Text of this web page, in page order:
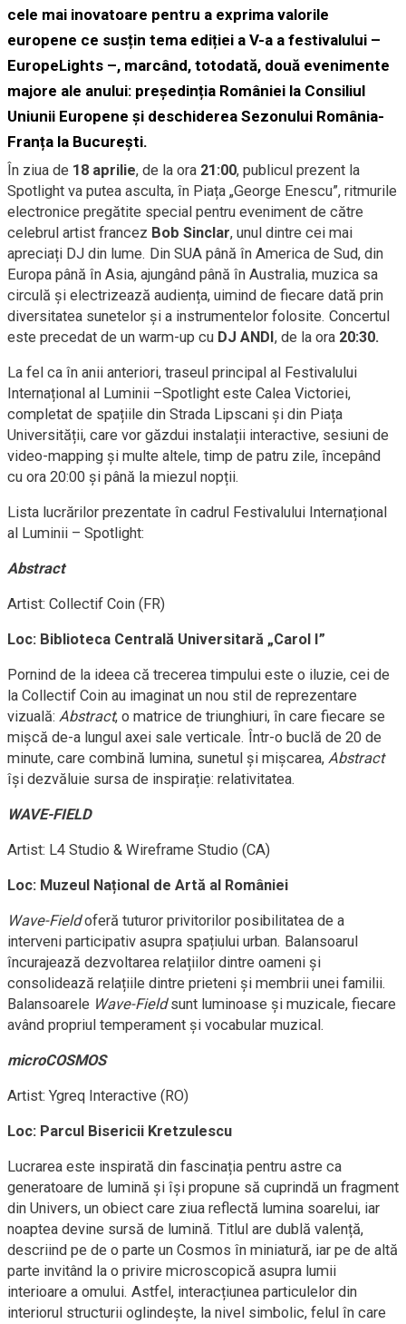
cele mai inovatoare pentru a exprima valorile
europene ce susțin tema ediției a V-a a festivalului –
EuropeLights –, marcând, totodată, două evenimente
majore ale anului: președinția României la Consiliul
Uniunii Europene și deschiderea Sezonului România-
Franța la București.
În ziua de 18 aprilie, de la ora 21:00, publicul prezent la
Spotlight va putea asculta, în Piața „George Enescu”, ritmurile
electronice pregătite special pentru eveniment de către
celebrul artist francez Bob Sinclar, unul dintre cei mai
apreciați DJ din lume. Din SUA până în America de Sud, din
Europa până în Asia, ajungând până în Australia, muzica sa
circulă și electrizează audiența, uimind de fiecare dată prin
diversitatea sunetelor și a instrumentelor folosite. Concertul
este precedat de un warm-up cu DJ ANDI , de la ora 20:30.
La fel ca în anii anteriori, traseul principal al Festivalului
Internațional al Luminii –Spotlight este Calea Victoriei,
completat de spațiile din Strada Lipscani și din Piața
Universității, care vor găzdui instalații interactive, sesiuni de
video-mapping și multe altele, timp de patru zile, începând
cu ora 20:00 și până la miezul nopții.
Lista lucrărilor prezentate în cadrul Festivalului Internațional
al Luminii – Spotlight:
Abstract
Artist: Collectif Coin (FR)
Loc: Biblioteca Centrală Universitară „Carol I”
Pornind de la ideea că trecerea timpului este o iluzie, cei de
la Collectif Coin au imaginat un nou stil de reprezentare
vizuală: Abstract, o matrice de triunghiuri, în care fiecare se
mișcă de-a lungul axei sale verticale. Într-o buclă de 20 de
minute, care combină lumina, sunetul și mișcarea, Abstract
își dezvăluie sursa de inspirație: relativitatea.
WAVE-FIELD
Artist: L4 Studio & Wireframe Studio (CA)
Loc: Muzeul Național de Artă al României
Wave-Fieldoferă tuturor privitorilor posibilitatea de a
interveni participativ asupra spațiului urban. Balansoarul
încurajează dezvoltarea relațiilor dintre oameni și
consolidează relațiile dintre prieteni și membrii unei familii.
Balansoarele Wave-Fieldsunt luminoase și muzicale, fiecare
având propriul temperament și vocabular muzical.
microCOSMOS
Artist: Ygreq Interactive (RO)
Loc: Parcul Bisericii Kretzulescu
Lucrarea este inspirată din fascinația pentru astre ca
generatoare de lumină și își propune să cuprindă un fragment
din Univers, un obiect care ziua reflectă lumina soarelui, iar
noaptea devine sursă de lumină. Titlul are dublă valență,
descriind pe de o parte un Cosmos în miniatură, iar pe de altă
parte invitând la o privire microscopică asupra lumii
interioare a omului. Astfel, interacțiunea particulelor din
interiorul structurii oglindește, la nivel simbolic, felul în care